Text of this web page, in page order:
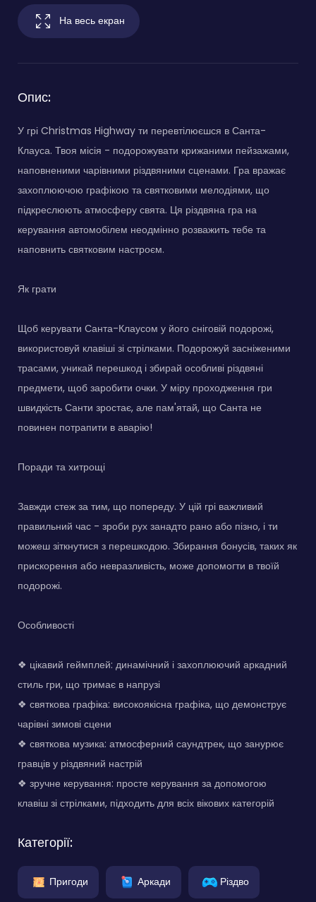
На весь екран
Опис:
У грі Christmas Highway ти перевтілюєшся в Санта-
Клауса. Твоя місія - подорожувати крижаними пейзажами,
наповненими чарівними різдвяними сценами. Гра вражає
захоплюючою графікою та святковими мелодіями, що
підкреслюють атмосферу свята. Ця різдвяна гра на
керування автомобілем неодмінно розважить тебе та
наповнить святковим настроєм.
Як грати
Щоб керувати Санта-Клаусом у його сніговій подорожі,
використовуй клавіші зі стрілками. Подорожуй засніженими
трасами, уникай перешкод і збирай особливі різдвяні
предмети, щоб заробити очки. У міру проходження гри
швидкість Санти зростає, але пам'ятай, що Санта не
повинен потрапити в аварію!
Поради та хитрощі
Завжди стеж за тим, що попереду. У цій грі важливий
правильний час - зроби рух занадто рано або пізно, і ти
можеш зіткнутися з перешкодою. Збирання бонусів, таких як
прискорення або невразливість, може допомогти в твоїй
подорожі.
Особливості
❖ цікавий геймплей: динамічний і захоплюючий аркадний
стиль гри, що тримає в напрузі
❖ святкова графіка: високоякісна графіка, що демонструє
чарівні зимові сцени
❖ святкова музика: атмосферний саундтрек, що занурює
гравців у різдвяний настрій
❖ зручне керування: просте керування за допомогою
клавіш зі стрілками, підходить для всіх вікових категорій
Категорії:
Пригоди Аркади Різдво